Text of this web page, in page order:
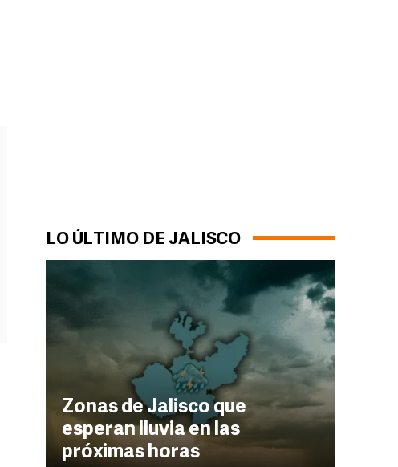
LO ÚLTIMO DE JALISCO
Zonas de Jalisco que
esperan lluvia en las
próximas horas